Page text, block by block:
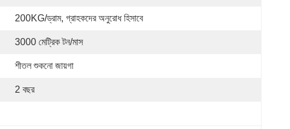
200KG/ড্রাম, গ্রাহকদের অনুরোধ হিসাবে
3000 মেট্রিক টন/মাস
শীতল শুকনো জায়গা
2 বছর